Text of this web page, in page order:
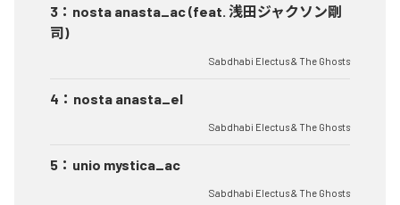
3 ： nosta anasta_ac (feat. 浅田ジャクソン剛
司)
Sabdhabi Electus & The Ghosts
4 ： nosta anasta_el
Sabdhabi Electus & The Ghosts
5 ： unio mystica_ac
Sabdhabi Electus & The Ghosts